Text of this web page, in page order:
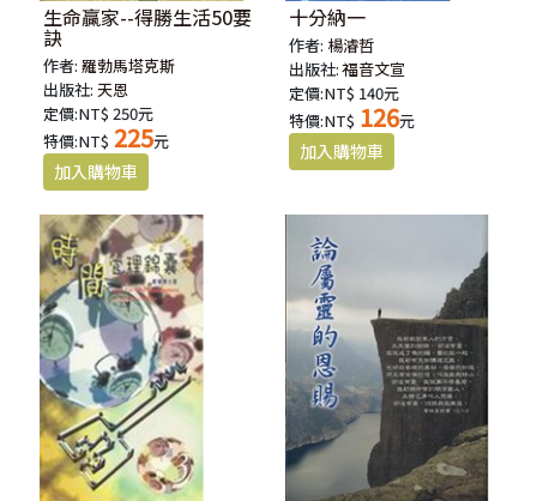
生命贏家--得勝生活50要
訣
作者:羅勃馬塔克斯
出版社:天恩
定價:NT$ 250元
特價:NT$ 225元
十分納一
作者: 楊濬哲
出版社:福音文宣
定價:NT$ 140元
特價:NT$ 126元